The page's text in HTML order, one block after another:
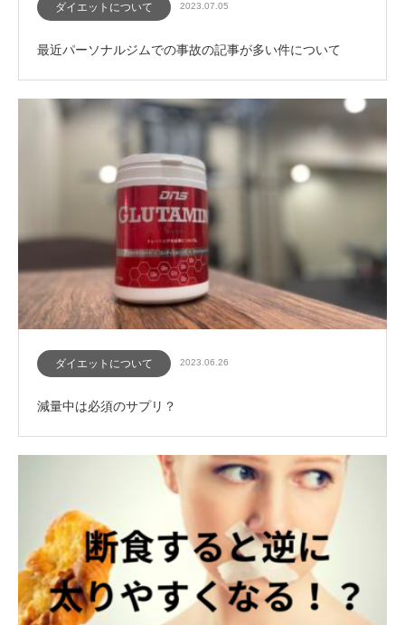
ダイエットについて 2023.07.05
最近パーソナルジムでの事故の記事が多い件について
ダイエットについて 2023.06.26
減量中は必須のサプリ？